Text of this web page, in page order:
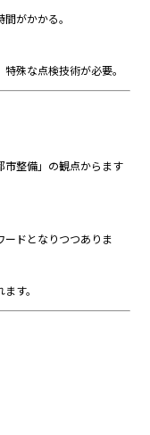
がかかる。
殊な点検技術が必要。
市整備」の観点からます
ードとなりつつありま
す。